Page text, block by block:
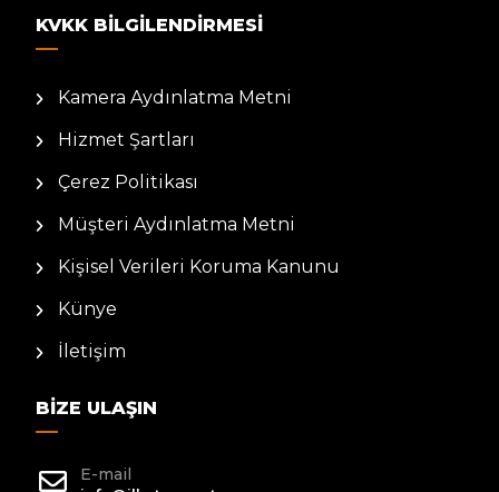
KVKK BILGILENDIRMESI
Kamera Aydınlatma Metni
Hizmet Şartları
Çerez Politikası
Müşteri Aydınlatma Metni
Kişisel Verileri Koruma Kanunu
Künye
İletişim
BIZE ULAŞIN
E-mail